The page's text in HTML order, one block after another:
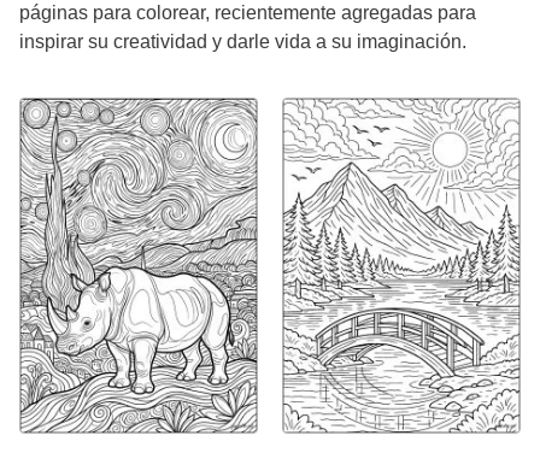
páginas para colorear, recientemente agregadas para
inspirar su creatividad y darle vida a su imaginación.